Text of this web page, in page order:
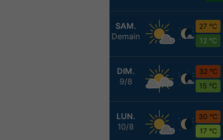
SAM.
Demain
27 °C
12 °C
DIM.
9/8
32 °C
15 °C
LUN.
10/8
30 °C
17 °C